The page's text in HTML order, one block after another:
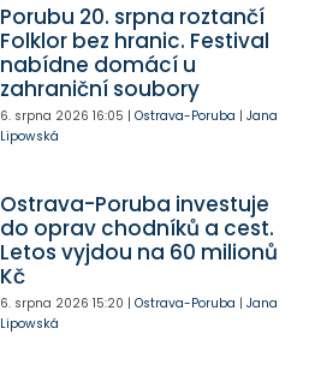
Porubu 20. srpna roztančí
Folklor bez hranic. Festival
nabídne domácí u
zahraniční soubory
6. srpna 2026 16:05 | Ostrava-Poruba | Jana
Lipowská
Ostrava-Poruba investuje
do oprav chodníků a cest.
Letos vyjdou na 60 milionů
Kč
6. srpna 2026 15:20 | Ostrava-Poruba | Jana
Lipowská